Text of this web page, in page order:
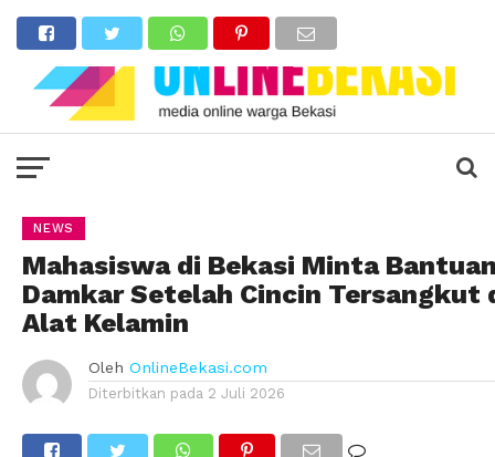
NEWS
Mahasiswa di Bekasi Minta
Damkar Setelah Cincin Tersangkut
Alat Kelamin
Oleh OnlineBekasi.com
Diterbitkan pada 2 Juli 2026